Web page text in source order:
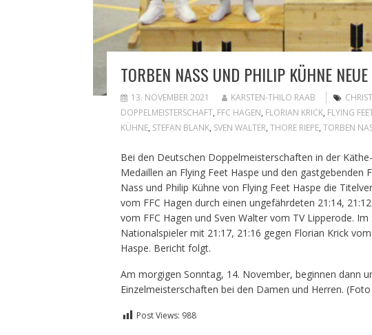
TORBEN NASS UND PHILIP KÜHNE
13. NOVEMBER 2021 KARSTEN-THILO RAAB
DOPPELMEISTERSCHAFT, FFC HAGEN, FLORIAN KRICK, FLYING
KÜHNE, STEFAN BLANK, SVEN WALTER, THORE RIEPE, TORBEN
Bei den Deutschen Doppelmeisterschaften in der
Medaillen an Flying Feet Haspe und den gastgebenden
Nass und Philip Kühne von Flying Feet Haspe die
vom FFC Hagen durch einen ungefährdeten 21:14,
vom FFC Hagen und Sven Walter vom TV Lipperode.
Nationalspieler mit 21:17, 21:16 gegen Florian Krick
Haspe. Bericht folgt.
Am morgigen Sonntag, 14. November, beginnen dann
Einzelmeisterschaften bei den Damen und Herren.
Post Views: 988